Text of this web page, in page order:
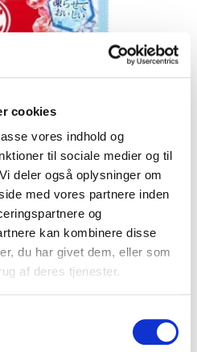
cookies
vores indhold og
til sociale medier og til
deler også oplysninger om
med vores partnere inden
og
kan kombinere disse
du har givet dem, eller som
af deres tjenester.
Pocky choco
kr.